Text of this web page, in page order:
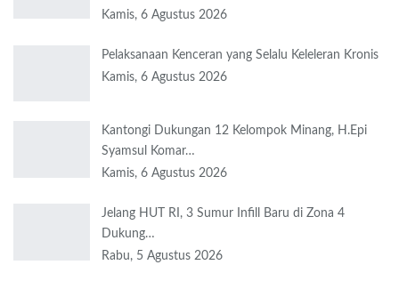
Kamis, 6 Agustus 2026
Pelaksanaan Kenceran yang Selalu Keleleran Kronis
Kamis, 6 Agustus 2026
Kantongi Dukungan 12 Kelompok Minang, H.Epi
Syamsul Komar…
Kamis, 6 Agustus 2026
Jelang HUT RI, 3 Sumur Infill Baru di Zona 4
Dukung…
Rabu, 5 Agustus 2026